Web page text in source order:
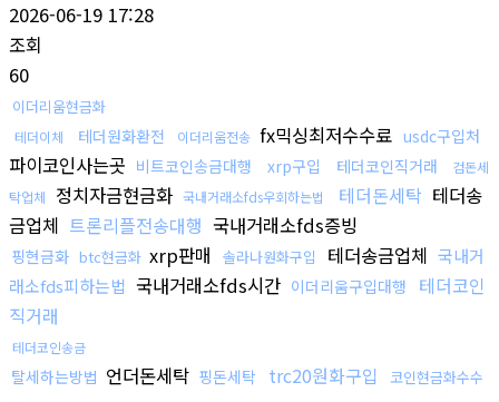
2026-06-19 17:28
조회
60
이더리움현금화
테더이체 테더원화환전 이더리움전송 fx믹싱최저수수료 usdc구입처
파이코인사는곳 비트코인송금대행 xrp구입 테더코인직거래
검돈세
탁업체
정치자금현금화 국내거래소fds우회하는법 테더돈세탁 테더송
금업체 트론리플전송대행 국내거래소fds증빙
핑현금화 btc현금화 xrp판매 솔라나원화구입 테더송금업체 국내거
래소fds피하는법 국내거래소fds시간 이더리움구입대행
테더코인
직거래
테더코인송금
탈세하는방법 언더돈세탁 핑돈세탁 trc20원화구입
코인현금화수수